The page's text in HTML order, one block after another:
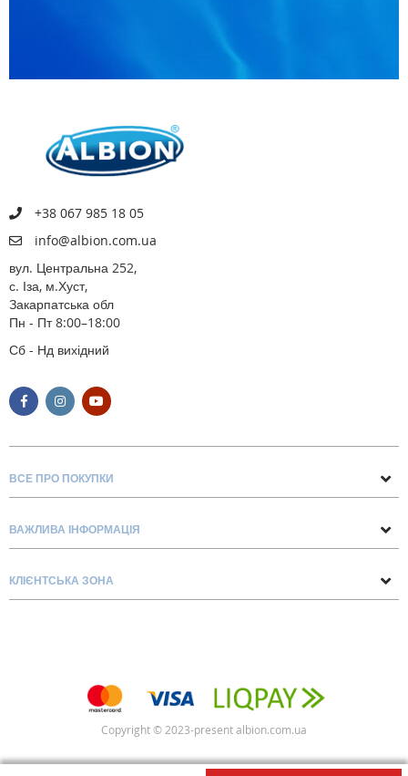
+38 067 985 18 05
info@albion.com.ua
вул. Центральна 252,
с. Іза, м.Хуст,
Закарпатська обл
Пн - Пт 8:00–18:00
Сб - Нд вихідний
ВСЕ ПРО ПОКУПКИ
Про нас
Блог
ВАЖЛИВА ІНФОРМАЦІЯ
Доставка та оплата
КЛІЄНТСЬКА ЗОНА
Copyright © 2023-present albion.com.ua